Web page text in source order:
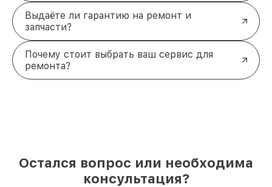
Выдаёте ли гарантию на ремонт и
запчасти?
Почему стоит выбрать ваш сервис для
ремонта?
Остался вопрос или необходима
консультация?